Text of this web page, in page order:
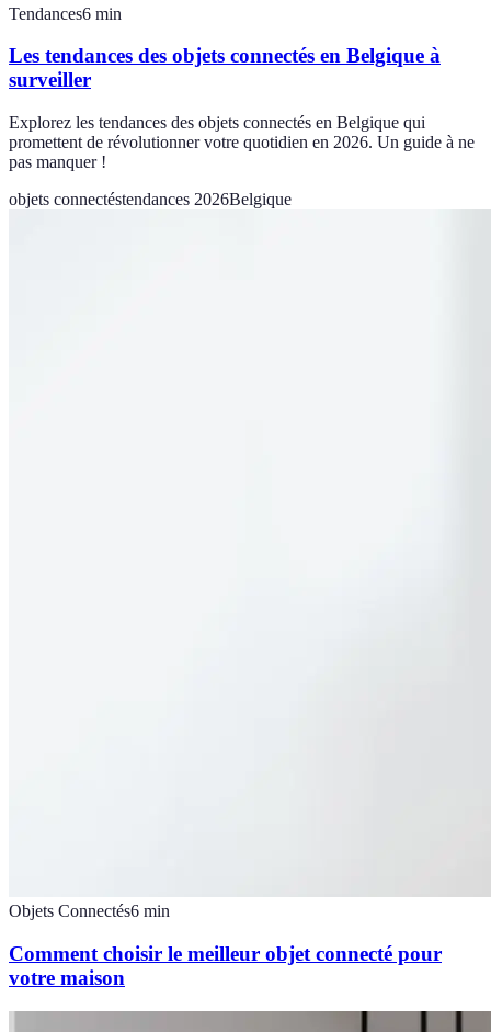
Tendances6 min
Les tendances des objets connectés en Belgique à
surveiller
Explorez les tendances des objets connectés en Belgique qui
promettent de révolutionner votre quotidien en 2026. Un guide à ne
pas manquer !
objets connectéstendances 2026Belgique
Objets Connectés6 min
Comment choisir le meilleur objet connecté pour
votre maison